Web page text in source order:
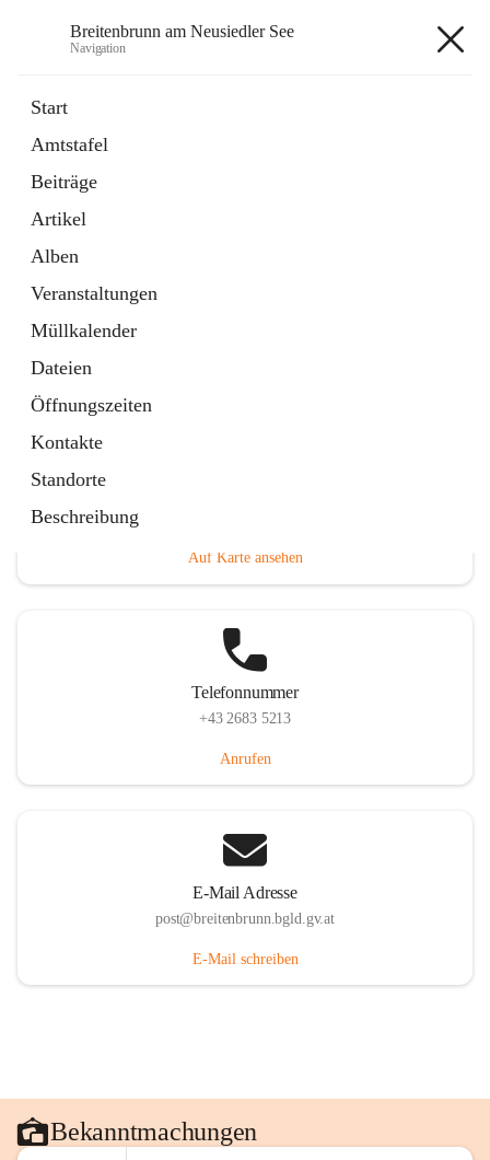
Breitenbrunn am Neusiedler See
Navigation
Start
Amtstafel
Beiträge
Artikel
Alben
Veranstaltungen
Müllkalender
Dateien
Öffnungszeiten
Kontakte
Standorte
Beschreibung
18 Schnellzugriffe
Gemeindeservice
Auf Karte ansehen
Telefonnummer
+43 2683 5213
Anrufen
E-Mail Adresse
post@breitenbrunn.bgld.gv.at
E-Mail schreiben
Bekanntmachungen